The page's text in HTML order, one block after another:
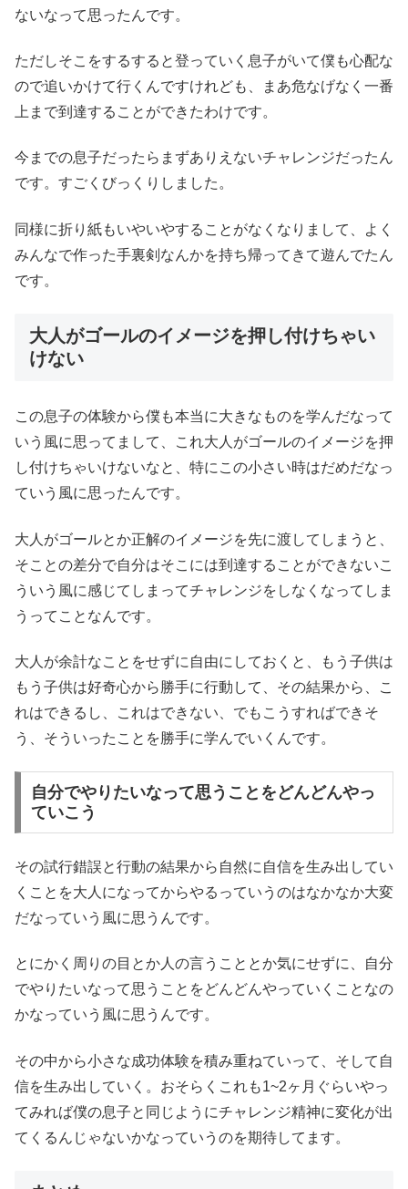
ないなって思ったんです。
ただしそこをするすると登っていく息子がいて僕も心配な
ので追いかけて行くんですけれども、まあ危なげなく一番
上まで到達することができたわけです。
今までの息子だったらまずありえないチャレンジだったん
です。すごくびっくりしました。
同様に折り紙もいやいやすることがなくなりまして、よく
みんなで作った手裏剣なんかを持ち帰ってきて遊んでたん
です。
大人がゴールのイメージを押し付けちゃい
けない
この息子の体験から僕も本当に大きなものを学んだなって
いう風に思ってまして、これ大人がゴールのイメージを押
し付けちゃいけないなと、特にこの小さい時はだめだなっ
ていう風に思ったんです。
大人がゴールとか正解のイメージを先に渡してしまうと、
そことの差分で自分はそこには到達することができないこ
ういう風に感じてしまってチャレンジをしなくなってしま
うってことなんです。
大人が余計なことをせずに自由にしておくと、もう子供は
もう子供は好奇心から勝手に行動して、その結果から、こ
れはできるし、これはできない、でもこうすればできそ
う、そういったことを勝手に学んでいくんです。
自分でやりたいなって思うことをどんどんやっ
ていこう
その試行錯誤と行動の結果から自然に自信を生み出してい
くことを大人になってからやるっていうのはなかなか大変
だなっていう風に思うんです。
とにかく周りの目とか人の言うこととか気にせずに、自分
でやりたいなって思うことをどんどんやっていくことなの
かなっていう風に思うんです。
その中から小さな成功体験を積み重ねていって、そして自
信を生み出していく。おそらくこれも1~2ヶ月ぐらいやっ
てみれば僕の息子と同じようにチャレンジ精神に変化が出
てくるんじゃないかなっていうのを期待してます。